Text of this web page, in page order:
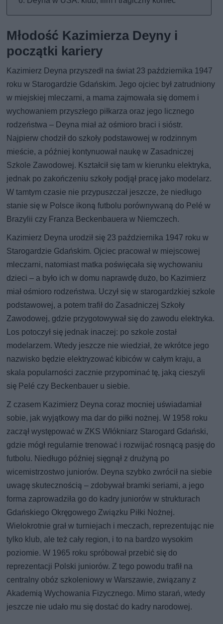
Młodość Kazimierza Deyny i
początki kariery
Kazimierz Deyna przyszedł na świat 23 października 1947
roku w Starogardzie Gdańskim. Jego ojciec był zatrudniony
w miejskiej mleczarni, a mama zajmowała się domem i
wychowaniem przyszłego piłkarza oraz jego licznego
rodzeństwa – Deyna miał aż ośmioro braci i sióstr.
Najpierw chodził do szkoły podstawowej w rodzinnym
mieście, a później kontynuował naukę w Zasadniczej
Szkole Zawodowej. Kształcił się tam w kierunku elektryka,
jednak po zakończeniu szkoły podjął pracę jako modelarz.
W tamtym czasie nie przypuszczał jeszcze, że niedługo
stanie się w Polsce ikoną futbolu porównywaną do Pelé w
Brazylii czy Franza Beckenbauera w Niemczech.
Kazimierz Deyna urodził się 23 października 1947 roku w
Starogardzie Gdańskim. Ojciec pracował w miejscowej
mleczarni, natomiast matka poświęcała się wychowaniu
dzieci – a było ich w domu naprawdę dużo, bo Kazimierz
miał ośmioro rodzeństwa. Uczył się w starogardzkiej szkole
podstawowej, a potem trafił do Zasadniczej Szkoły
Zawodowej, gdzie przygotowywał się do zawodu elektryka.
Los potoczył się jednak inaczej: po szkole został
modelarzem. Wtedy jeszcze nie wiedział, że wkrótce jego
nazwisko będzie elektryzować kibiców w całym kraju, a
skala popularności zacznie przypominać tę, jaką cieszyli
się Pelé czy Beckenbauer u siebie.
Z czasem Kazimierz Deyna coraz mocniej uświadamiał
sobie, jak wyjątkowy ma dar do piłki nożnej. W 1958 roku
zaczął występować w ZKS Włókniarz Starogard Gdański,
gdzie mógł regularnie trenować i rozwijać rosnącą pasję do
futbolu. Niedługo później sięgnął z drużyną po
wicemistrzostwo juniorów. Deyna szybko zwrócił na siebie
uwagę skutecznością – zdobywał bramki seriami, a jego
forma zaprowadziła go do kadry juniorów w strukturach
Gdańskiego Okręgowego Związku Piłki Nożnej.
Wielokrotnie grał w turniejach i meczach, reprezentując nie
tylko klub, ale też cały region, i to na bardzo wysokim
poziomie. W 1965 roku spróbował przebić się do
reprezentacji Polski juniorów. Z tego powodu trafił na
centralny obóz szkoleniowy w Warszawie, związany z
Akademią Wychowania Fizycznego. Mimo starań, wtedy
jeszcze nie udało mu się dostać do kadry narodowej.